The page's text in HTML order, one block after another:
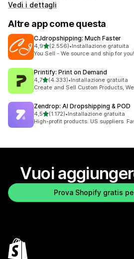
Vedi i dettagli
Altre app come questa
CJdropshipping: Much Faster
4,9stelle su 5
(2.556)
2556 recensioni totali
•Installazione gratuita
You Sell - We source and ship for you!
Printify: Print on Demand
4,7stelle su 5
(4.333)
4333 recensioni totali
•Installazione gratuita
Create and Sell Custom Products,
Zendrop: AI Dropshipping & POD
4,5stelle su 5
(1.172)
1172 recensioni totali
•Installazione gratuita
High-profit products. US suppliers.
Vuoi
Prova Shopify gratis